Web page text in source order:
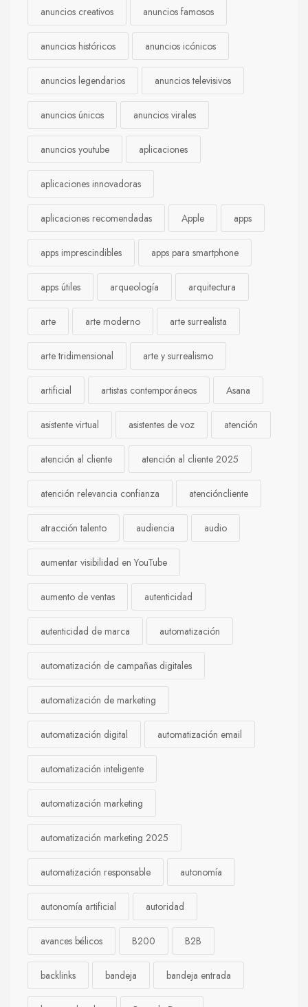
anuncios creativos anuncios famosos
anuncios históricos anuncios icónicos
anuncios legendarios anuncios televisivos
anuncios únicos anuncios virales
anuncios youtube aplicaciones
aplicaciones innovadoras
aplicaciones recomendadas Apple apps
apps imprescindibles apps para smartphone
apps útiles arqueología arquitectura
arte arte moderno arte surrealista
arte tridimensional arte y surrealismo
artificial artistas contemporáneos Asana
asistente virtual asistentes de voz atención
atención al cliente atención al cliente 2025
atención relevancia confianza atencióncliente
atracción talento audiencia audio
aumentar visibilidad en YouTube
aumento de ventas autenticidad
autenticidad de marca automatización
automatización de campañas digitales
automatización de marketing
automatización digital automatización email
automatización inteligente
automatización marketing
automatización marketing 2025
automatización responsable autonomía
autonomía artificial autoridad
avances bélicos B200 B2B
backlinks bandeja bandeja entrada